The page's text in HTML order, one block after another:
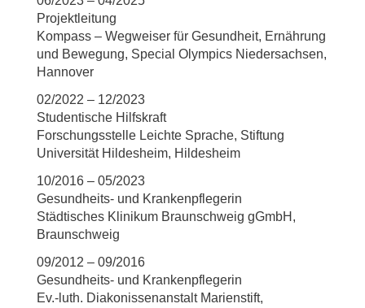
Projektleitung
Kompass – Wegweiser für Gesundheit, Ernährung
und Bewegung, Special Olympics Niedersachsen,
Hannover
02/2022 – 12/2023
Studentische Hilfskraft
Forschungsstelle Leichte Sprache, Stiftung
Universität Hildesheim, Hildesheim
10/2016 – 05/2023
Gesundheits- und Krankenpflegerin
Städtisches Klinikum Braunschweig gGmbH,
Braunschweig
09/2012 – 09/2016
Gesundheits- und Krankenpflegerin
Ev.-luth. Diakonissenanstalt Marienstift,